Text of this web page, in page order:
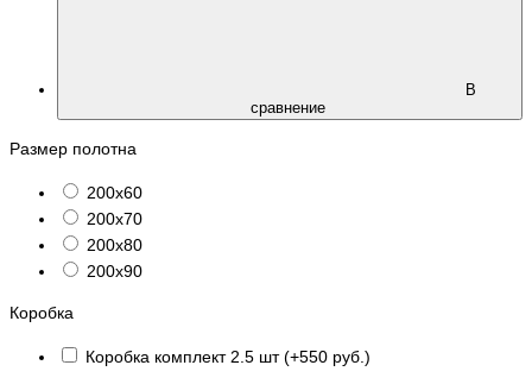
В
сравнение
Размер полотна
200х60
200х70
200х80
200х90
Коробка
Коробка комплект 2.5 шт (+550 руб.)